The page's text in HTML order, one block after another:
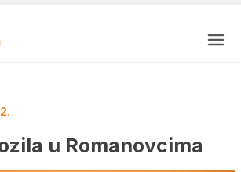
u Romanovcima